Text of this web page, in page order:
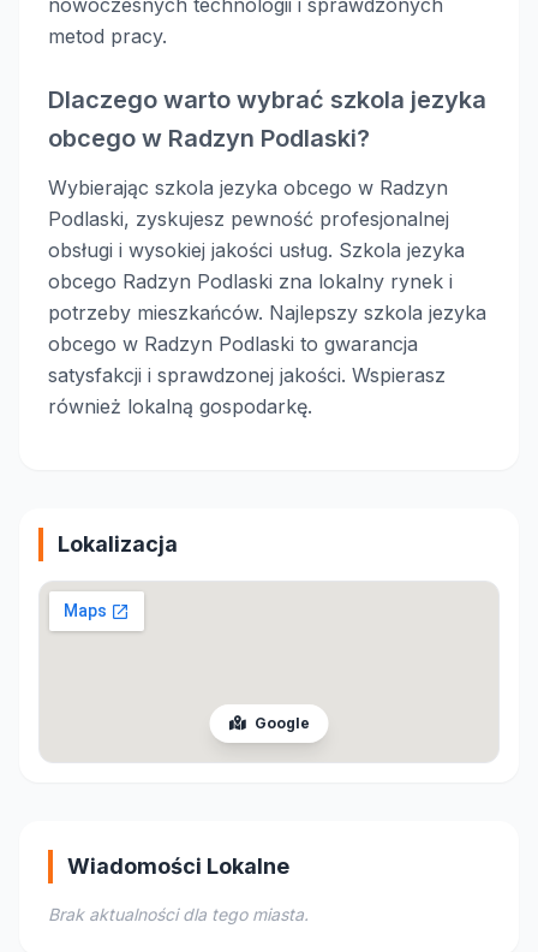
nowoczesnych technologii i sprawdzonych
metod pracy.
Dlaczego warto wybrać szkola jezyka
obcego w Radzyn Podlaski?
Wybierając szkola jezyka obcego w Radzyn
Podlaski, zyskujesz pewność profesjonalnej
obsługi i wysokiej jakości usług. Szkola jezyka
obcego Radzyn Podlaski zna lokalny rynek i
potrzeby mieszkańców. Najlepszy szkola jezyka
obcego w Radzyn Podlaski to gwarancja
satysfakcji i sprawdzonej jakości. Wspierasz
również lokalną gospodarkę.
Lokalizacja
Google
Wiadomości Lokalne
Brak aktualności dla tego miasta.